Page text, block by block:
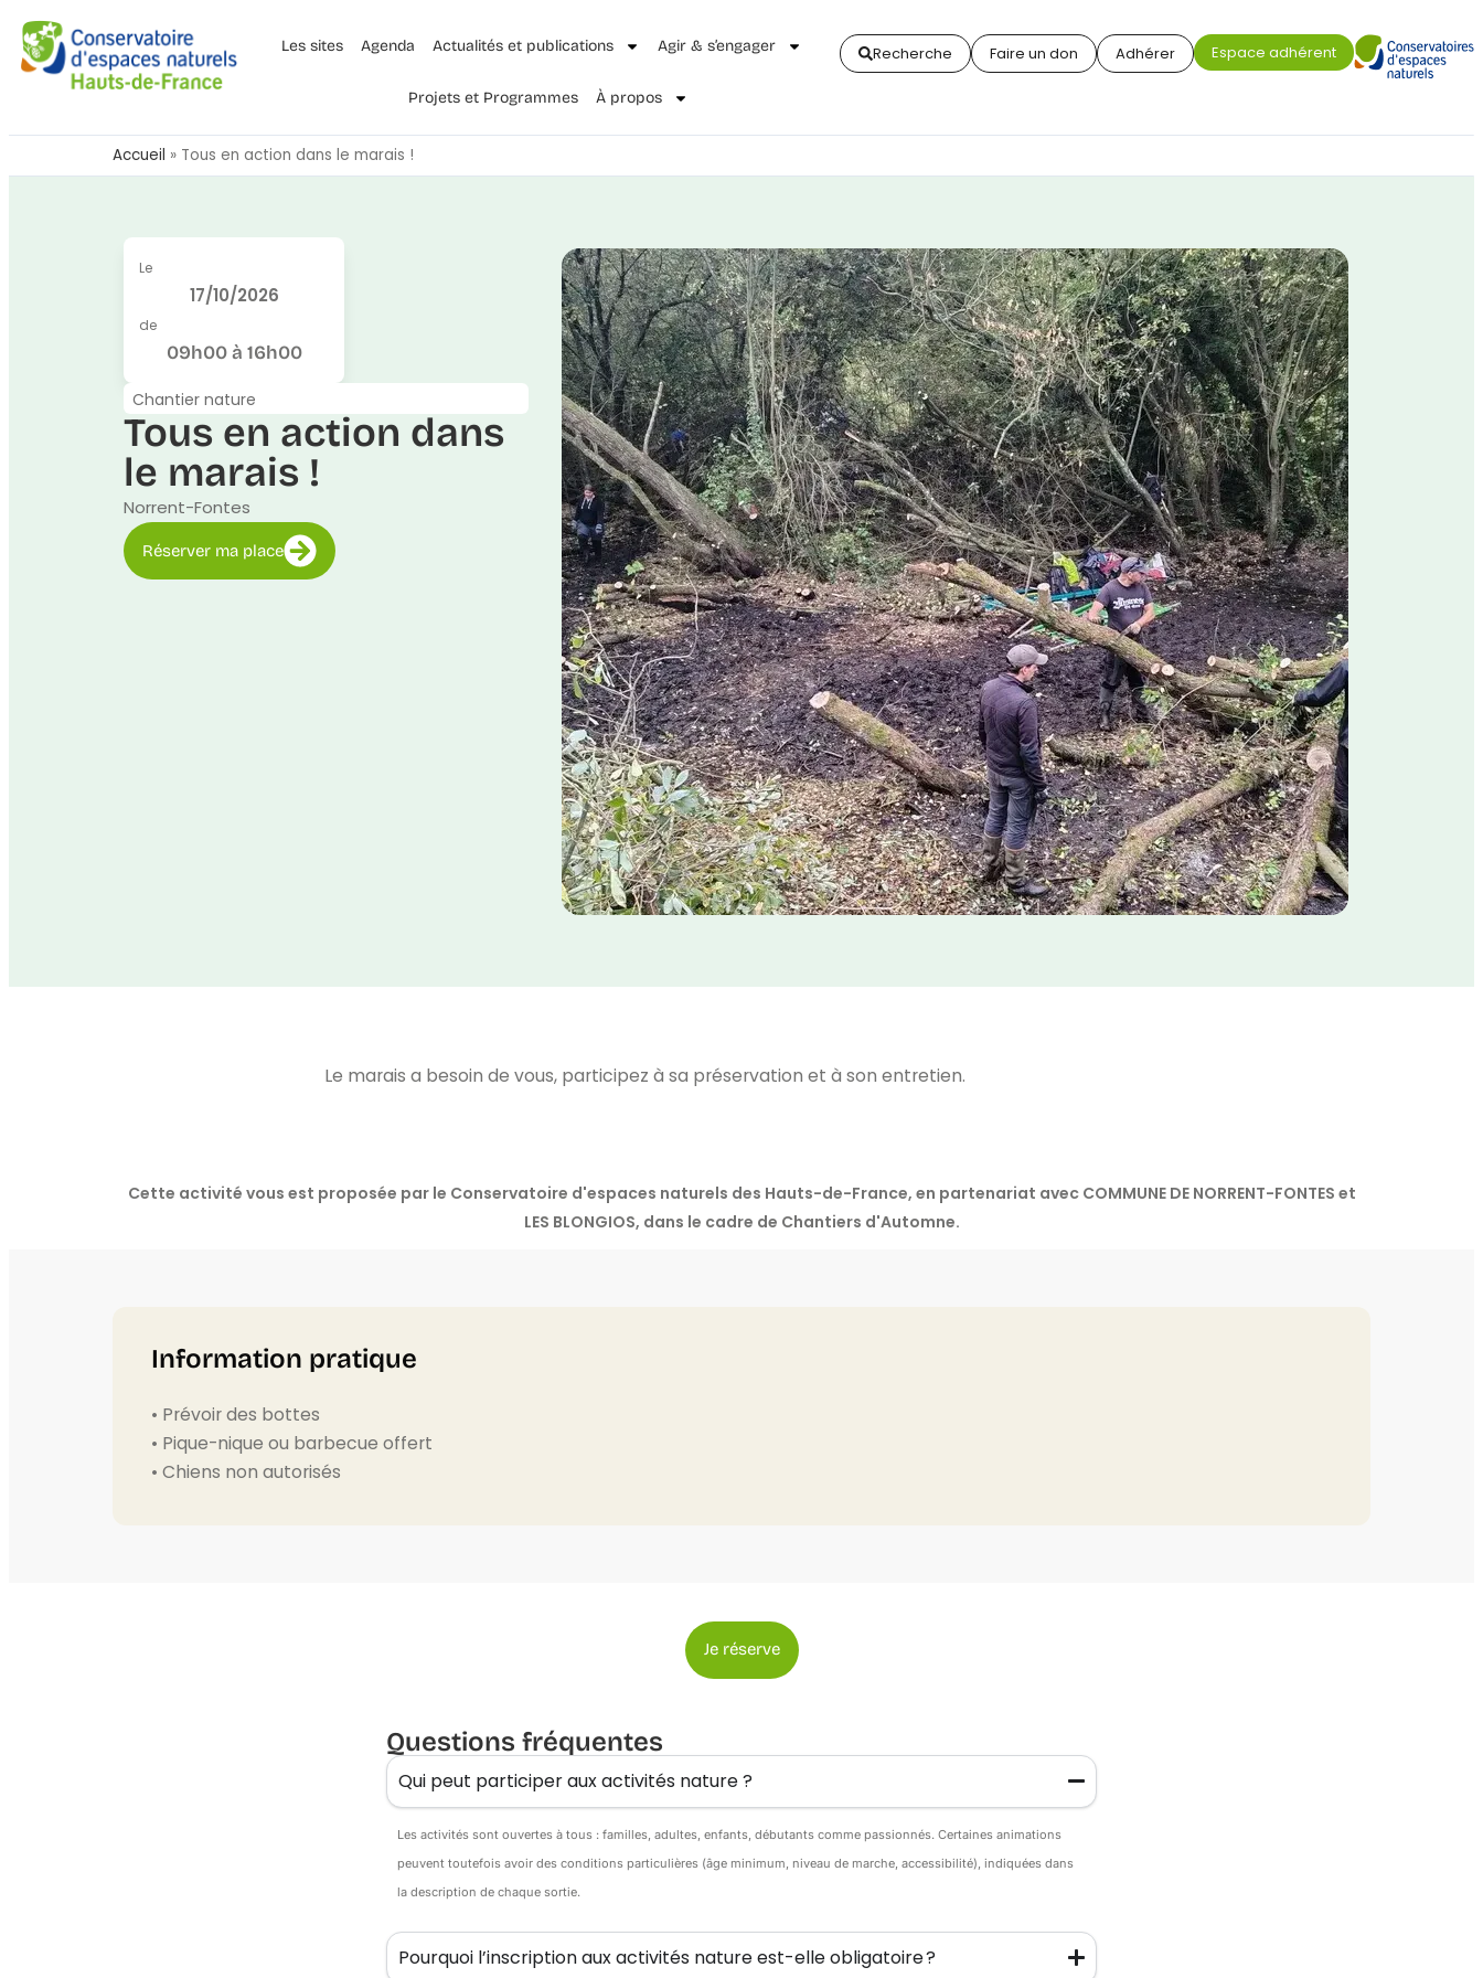
Les sites Agenda Actualités et publications Agir & s’engager
Projets et Programmes À propos
Recherche Faire un don Adhérer Espace adhérent
Accueil » Tous en action dans le marais !
Le
17/10/2026
de
09h00 à 16h00
Chantier nature
Tous en action dans
le marais !
Norrent-Fontes
Réserver ma place
Le marais a besoin de vous, participez à sa préservation et à son entretien.
Cette activité vous est proposée par le Conservatoire d'espaces naturels des Hauts-de-France, en partenariat avec COMMUNE DE NORRENT-FONTES et
LES BLONGIOS, dans le cadre de Chantiers d'Automne.
Information pratique
• Prévoir des bottes
• Pique-nique ou barbecue offert
• Chiens non autorisés
Je réserve
Questions fréquentes
Qui peut participer aux activités nature ?
Les activités sont ouvertes à tous : familles, adultes, enfants, débutants comme passionnés. Certaines animations
peuvent toutefois avoir des conditions particulières (âge minimum, niveau de marche, accessibilité), indiquées dans
la description de chaque sortie.
Pourquoi l’inscription aux activités nature est-elle obligatoire ?